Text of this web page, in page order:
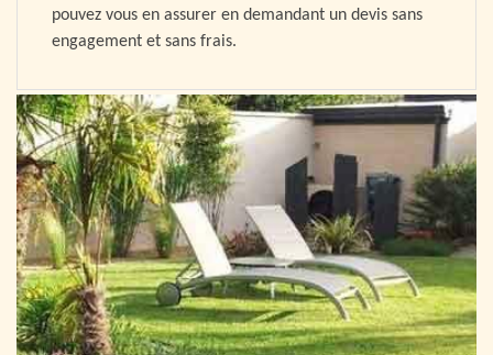
pouvez vous en assurer en demandant un devis sans
engagement et sans frais.